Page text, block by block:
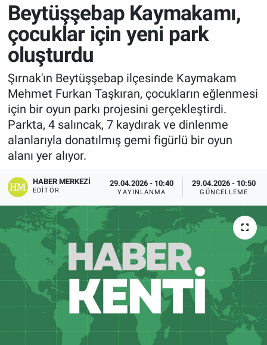
Beytüşşebap Kaymakamı,
çocuklar için yeni park
oluşturdu
Şırnak'ın Beytüşşebap ilçesinde Kaymakam
Mehmet Furkan Taşkıran, çocukların eğlenmesi
için bir oyun parkı projesini gerçekleştirdi.
Parkta, 4 salıncak, 7 kaydırak ve dinlenme
alanlarıyla donatılmış gemi figürlü bir oyun
alanı yer alıyor.
HABER MERKEZI
EDITÖR
29.04.2026 - 10:40
YAYINLANMA
29.04.2026 - 10:50
GÜNCELLEME